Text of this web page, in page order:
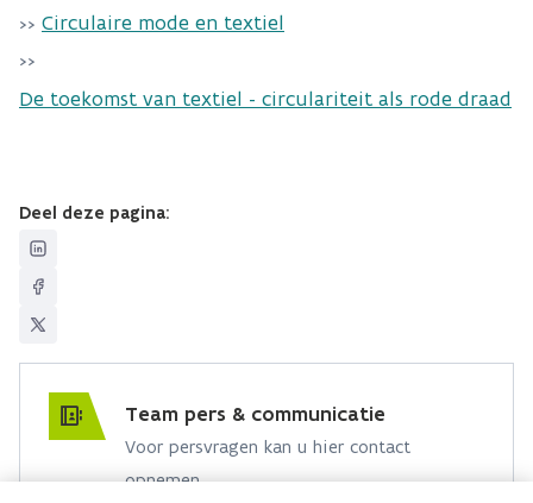
>> Circulaire mode en textiel
>>
De toekomst van textiel - circulariteit als rode draad
Deel deze pagina:
Team pers & communicatie
Voor persvragen kan u hier contact
opnemen.